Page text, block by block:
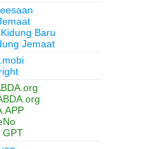
Baru
Jemaat
GPT